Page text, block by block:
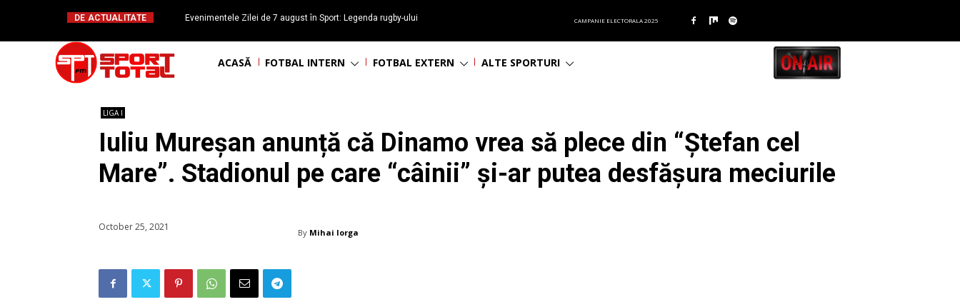
DE ACTUALITATE
Evenimentele Zilei de 7 august în Sport: Legenda rugby-ului
CAMPANIE ELECTORALA 2025
ACASĂ FOTBAL INTERN FOTBAL EXTERN ALTE SPORTURI
LIGA I
Iuliu Mureșan anunță că Dinamo vrea să plece din “Ștefan cel
Mare”. Stadionul pe care “câinii” și-ar putea desfășura meciurile
October 25, 2021 By Mihai Iorga